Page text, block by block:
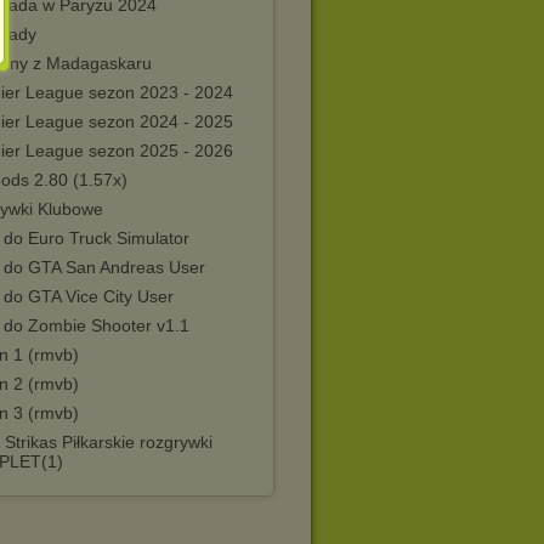
w Paryżu 2024
z Madagaskaru
League sezon 2023 - 2024
League sezon 2024 - 2025
League sezon 2025 - 2026
2.80 (1.57x)
Klubowe
do Euro Truck Simulator
do GTA San Andreas User
do GTA Vice City User
do Zombie Shooter v1.1
1 (rmvb)
2 (rmvb)
3 (rmvb)
Strikas Piłkarskie rozgrywki